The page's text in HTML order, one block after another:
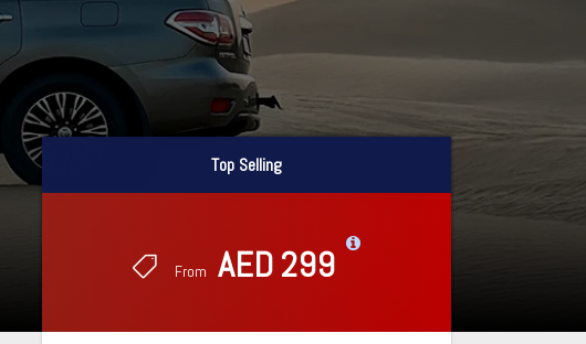
Top Selling
From AED 299
Top Selling
From AED 299